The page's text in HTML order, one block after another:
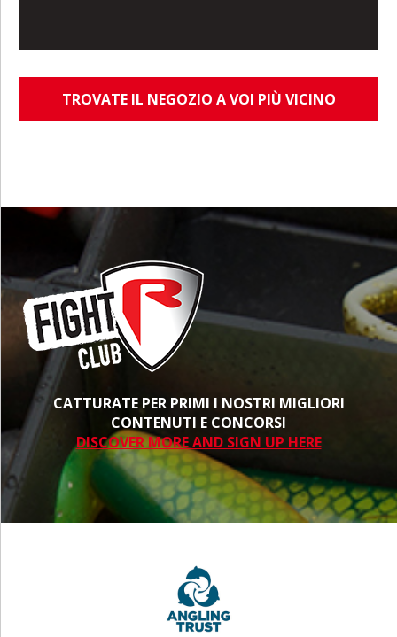
TROVATE IL NEGOZIO A VOI PIÙ VICINO
CATTURATE PER PRIMI I NOSTRI MIGLIORI
CONTENUTI E CONCORSI
DISCOVER MORE AND SIGN UP HERE